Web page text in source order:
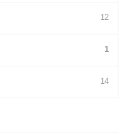
12
1
14